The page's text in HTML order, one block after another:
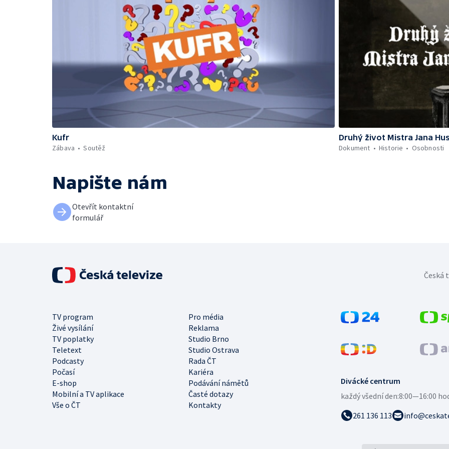
Kufr
Zábava
Soutěž
Druhý život Mistra Jana
Dokument
Historie Osobnosti
Napište nám
Otevřít kontaktní
formulář
Divácké centrum
každý všední den:8:00—16:00
261 136 113
TV program
Pro média
Živé vysílání
Reklama
TV poplatky
Studio Brno
Teletext
Studio Ostrava
Podcasty
Rada ČT
Počasí
Kariéra
E-shop
Podávání námětů
Mobilní a TV aplikace
Časté dotazy
Vše o ČT
Kontakty
Česká